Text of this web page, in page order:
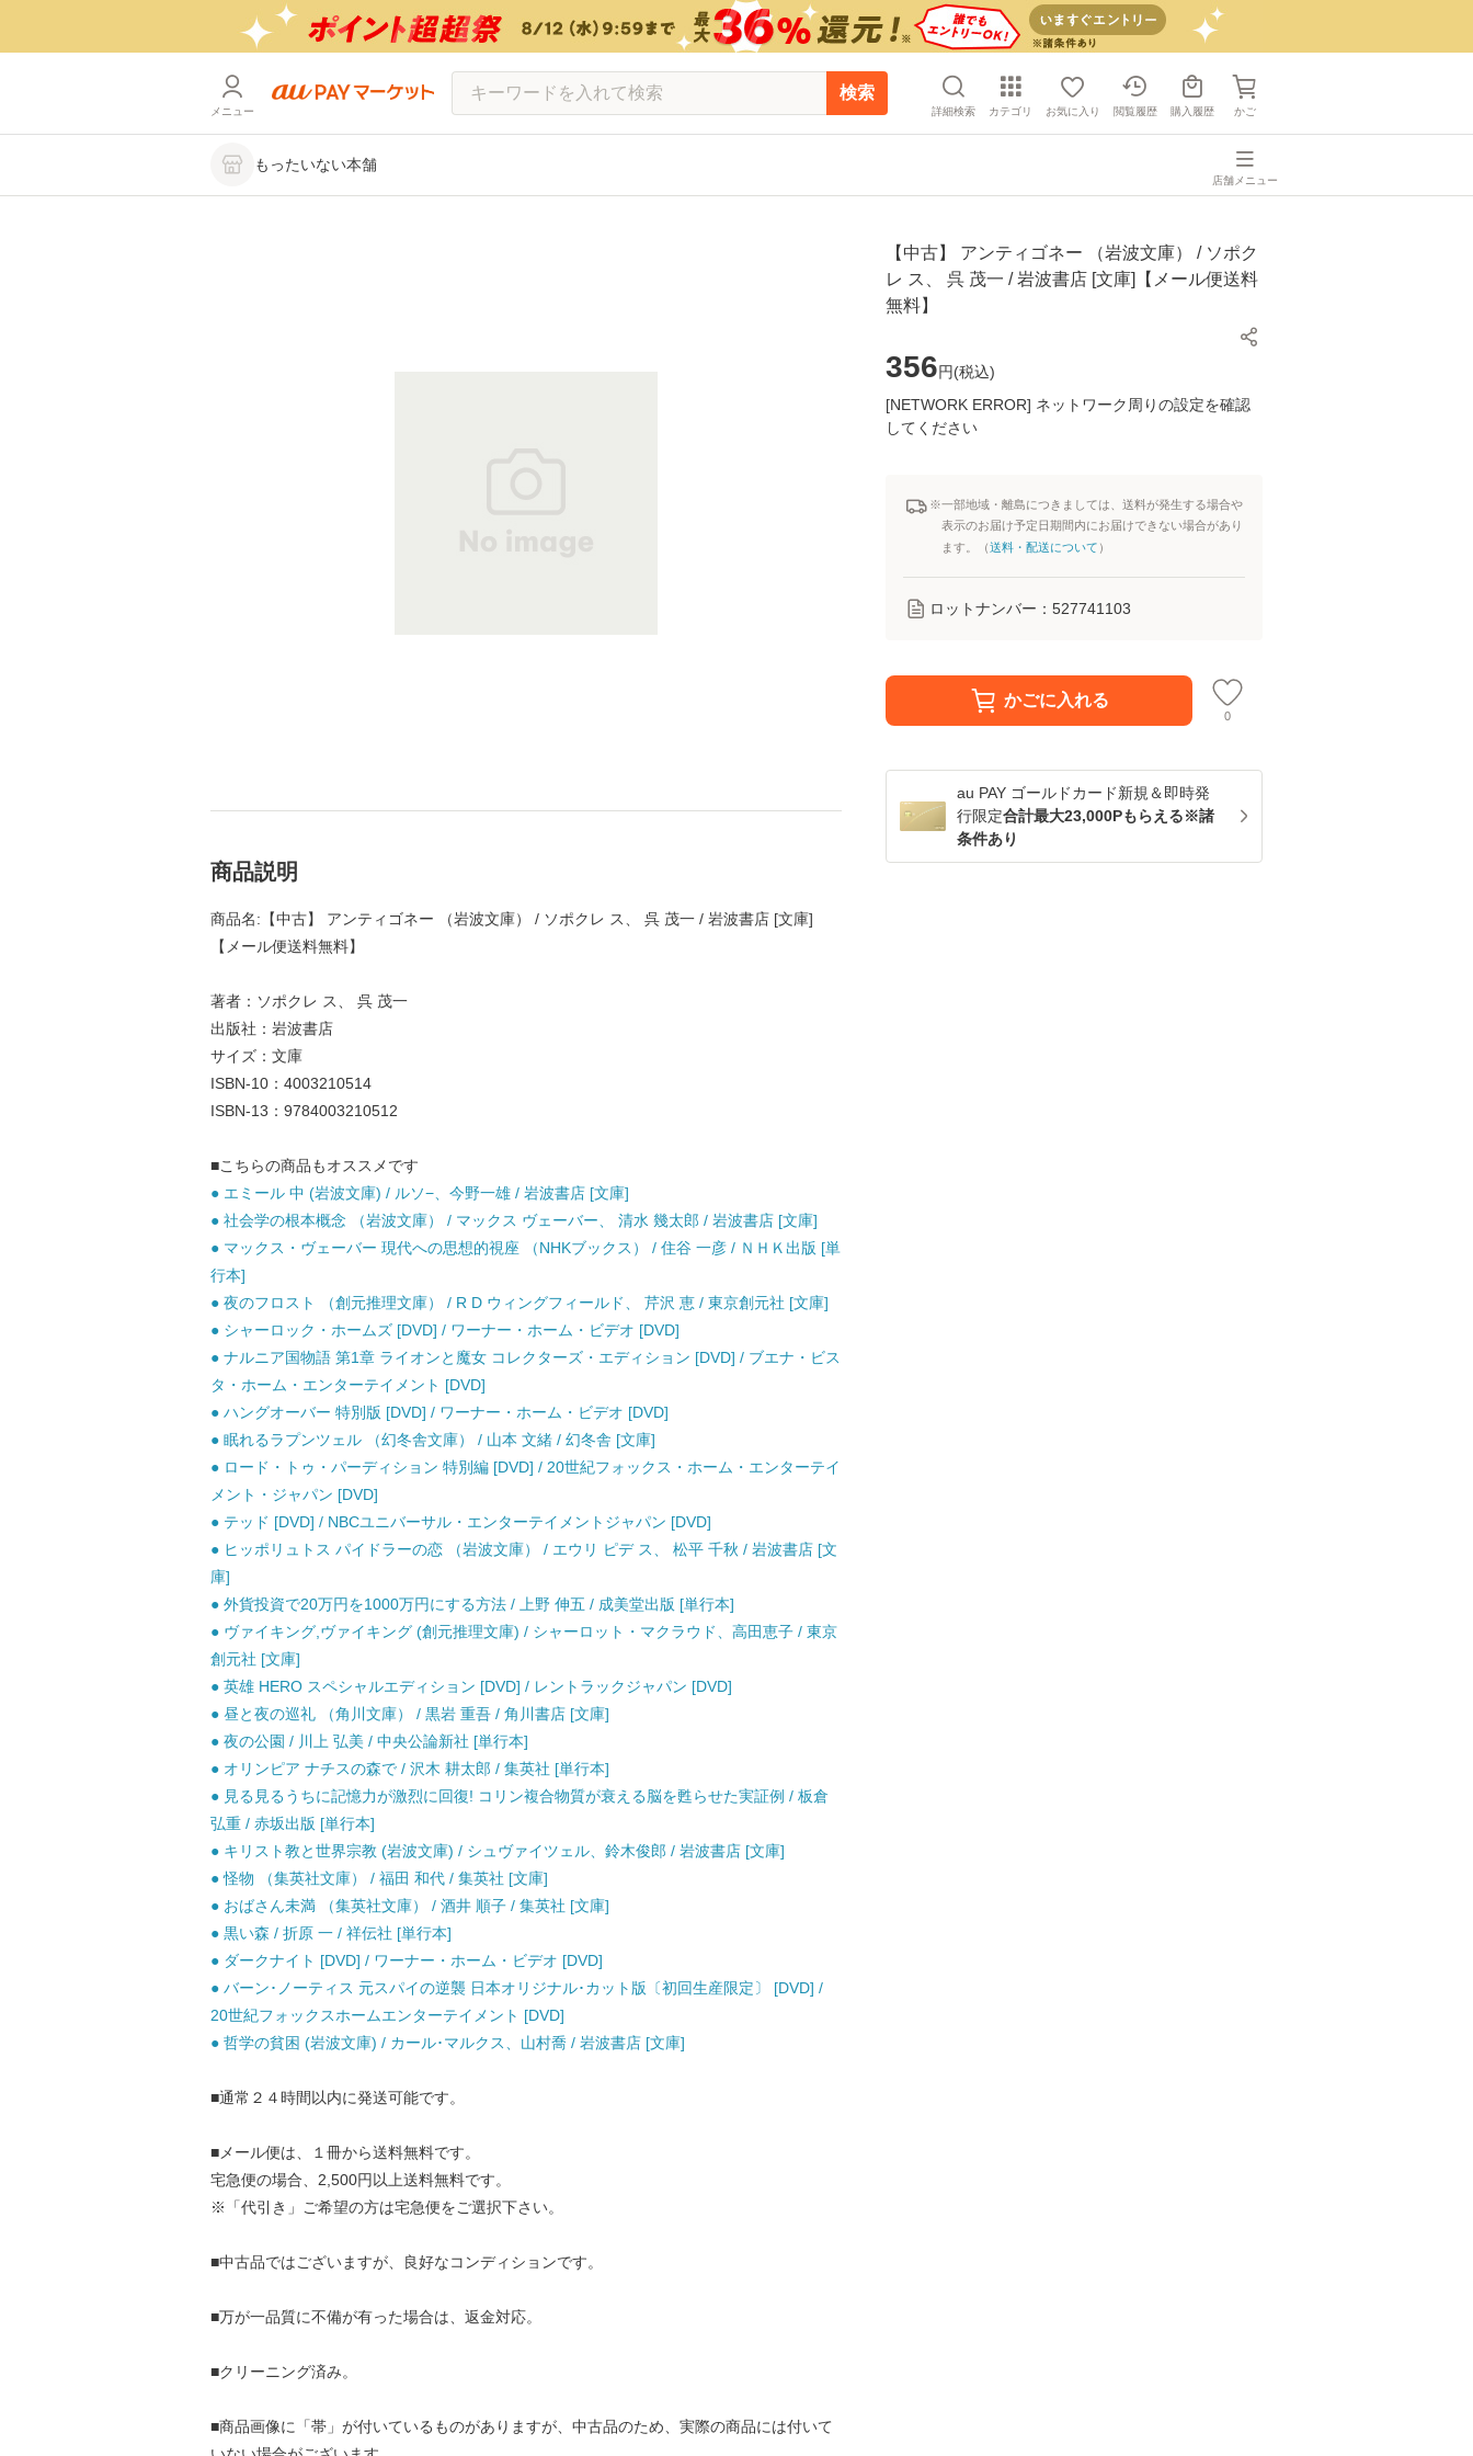
メニュー
検索
詳細検索 カテゴリ お気に入り 閲覧履歴 購入履歴 かご
もったいない本舗
店舗メニュー
【中古】 アンティゴネー （岩波文庫） / ソポク
レ ス、 呉 茂一 / 岩波書店 [文庫]【メール便送料
無料】
356円(税込)
[NETWORK ERROR] ネットワーク周りの設定を確認
してください
※一部地域・離島につきましては、送料が発生する場合や
表示のお届け予定日期間内にお届けできない場合があり
ます。（送料・配送について ）
ロットナンバー： 527741103
かごに入れる
0
au PAY ゴールドカード新規＆即時発
行限定合計最大23,000Pもらえる※諸
条件あり
商品説明
商品名:【中古】 アンティゴネー （岩波文庫） / ソポクレ ス、 呉 茂一 / 岩波書店 [文庫]
【メール便送料無料】
著者：ソポクレ ス、 呉 茂一
出版社：岩波書店
サイズ：文庫
ISBN-10：4003210514
ISBN-13：9784003210512
■こちらの商品もオススメです
● エミール 中 (岩波文庫) / ルソ−、今野一雄 / 岩波書店 [文庫]
● 社会学の根本概念 （岩波文庫） / マックス ヴェーバー、 清水 幾太郎 / 岩波書店 [文庫]
● マックス・ヴェーバー 現代への思想的視座 （NHKブックス） / 住谷 一彦 / ＮＨＫ出版 [単
行本]
● 夜のフロスト （創元推理文庫） / R D ウィングフィールド、 芹沢 恵 / 東京創元社 [文庫]
● シャーロック・ホームズ [DVD] / ワーナー・ホーム・ビデオ [DVD]
● ナルニア国物語 第1章 ライオンと魔女 コレクターズ・エディション [DVD] / ブエナ・ビス
タ・ホーム・エンターテイメント [DVD]
● ハングオーバー 特別版 [DVD] / ワーナー・ホーム・ビデオ [DVD]
● 眠れるラプンツェル （幻冬舎文庫） / 山本 文緒 / 幻冬舎 [文庫]
● ロード・トゥ・パーディション 特別編 [DVD] / 20世紀フォックス・ホーム・エンターテイ
メント・ジャパン [DVD]
● テッド [DVD] / NBCユニバーサル・エンターテイメントジャパン [DVD]
● ヒッポリュトス パイドラーの恋 （岩波文庫） / エウリ ピデ ス、 松平 千秋 / 岩波書店 [文
庫]
● 外貨投資で20万円を1000万円にする方法 / 上野 伸五 / 成美堂出版 [単行本]
● ヴァイキング,ヴァイキング (創元推理文庫) / シャーロット・マクラウド、高田恵子 / 東京
創元社 [文庫]
● 英雄 HERO スペシャルエディション [DVD] / レントラックジャパン [DVD]
● 昼と夜の巡礼 （角川文庫） / 黒岩 重吾 / 角川書店 [文庫]
● 夜の公園 / 川上 弘美 / 中央公論新社 [単行本]
● オリンピア ナチスの森で / 沢木 耕太郎 / 集英社 [単行本]
● 見る見るうちに記憶力が激烈に回復! コリン複合物質が衰える脳を甦らせた実証例 / 板倉
弘重 / 赤坂出版 [単行本]
● キリスト教と世界宗教 (岩波文庫) / シュヴァイツェル、鈴木俊郎 / 岩波書店 [文庫]
● 怪物 （集英社文庫） / 福田 和代 / 集英社 [文庫]
● おばさん未満 （集英社文庫） / 酒井 順子 / 集英社 [文庫]
● 黒い森 / 折原 一 / 祥伝社 [単行本]
● ダークナイト [DVD] / ワーナー・ホーム・ビデオ [DVD]
● バーン･ノーティス 元スパイの逆襲 日本オリジナル･カット版〔初回生産限定〕 [DVD] /
20世紀フォックスホームエンターテイメント [DVD]
● 哲学の貧困 (岩波文庫) / カール･マルクス、山村喬 / 岩波書店 [文庫]
■通常２４時間以内に発送可能です。
■メール便は、１冊から送料無料です。
宅急便の場合、2,500円以上送料無料です。
※「代引き」ご希望の方は宅急便をご選択下さい。
■中古品ではございますが、良好なコンディションです。
■万が一品質に不備が有った場合は、返金対応。
■クリーニング済み。
■商品画像に「帯」が付いているものがありますが、中古品のため、実際の商品には付いて